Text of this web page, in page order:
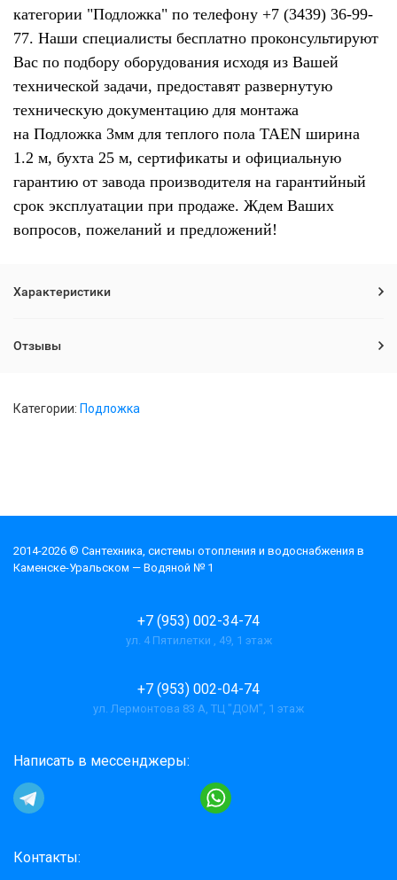
категории "Подложка" по телефону +7 (3439) 36-99-
77. Наши специалисты бесплатно проконсультируют
Вас по подбору оборудования исходя из Вашей
технической задачи, предоставят развернутую
техническую документацию для монтажа
на Подложка 3мм для теплого пола TAEN ширина
1.2 м, бухта 25 м, сертификаты и официальную
гарантию от завода производителя на гарантийный
срок эксплуатации при продаже. Ждем Ваших
вопросов, пожеланий и предложений!
Характеристики
Отзывы
Категории: Подложка
2014-2026 © Cантехника, системы отопления и водоснабжения в
Каменске-Уральском — Водяной № 1
+7 (953) 002-34-74
ул. 4 Пятилетки , 49, 1 этаж
+7 (953) 002-04-74
ул. Лермонтова 83 А, ТЦ "ДОМ", 1 этаж
Написать в мессенджеры:
Контакты: